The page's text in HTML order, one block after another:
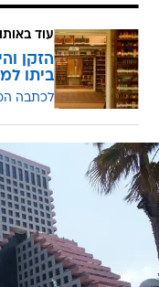
עוד
הזקן
ביתו
לכתבה